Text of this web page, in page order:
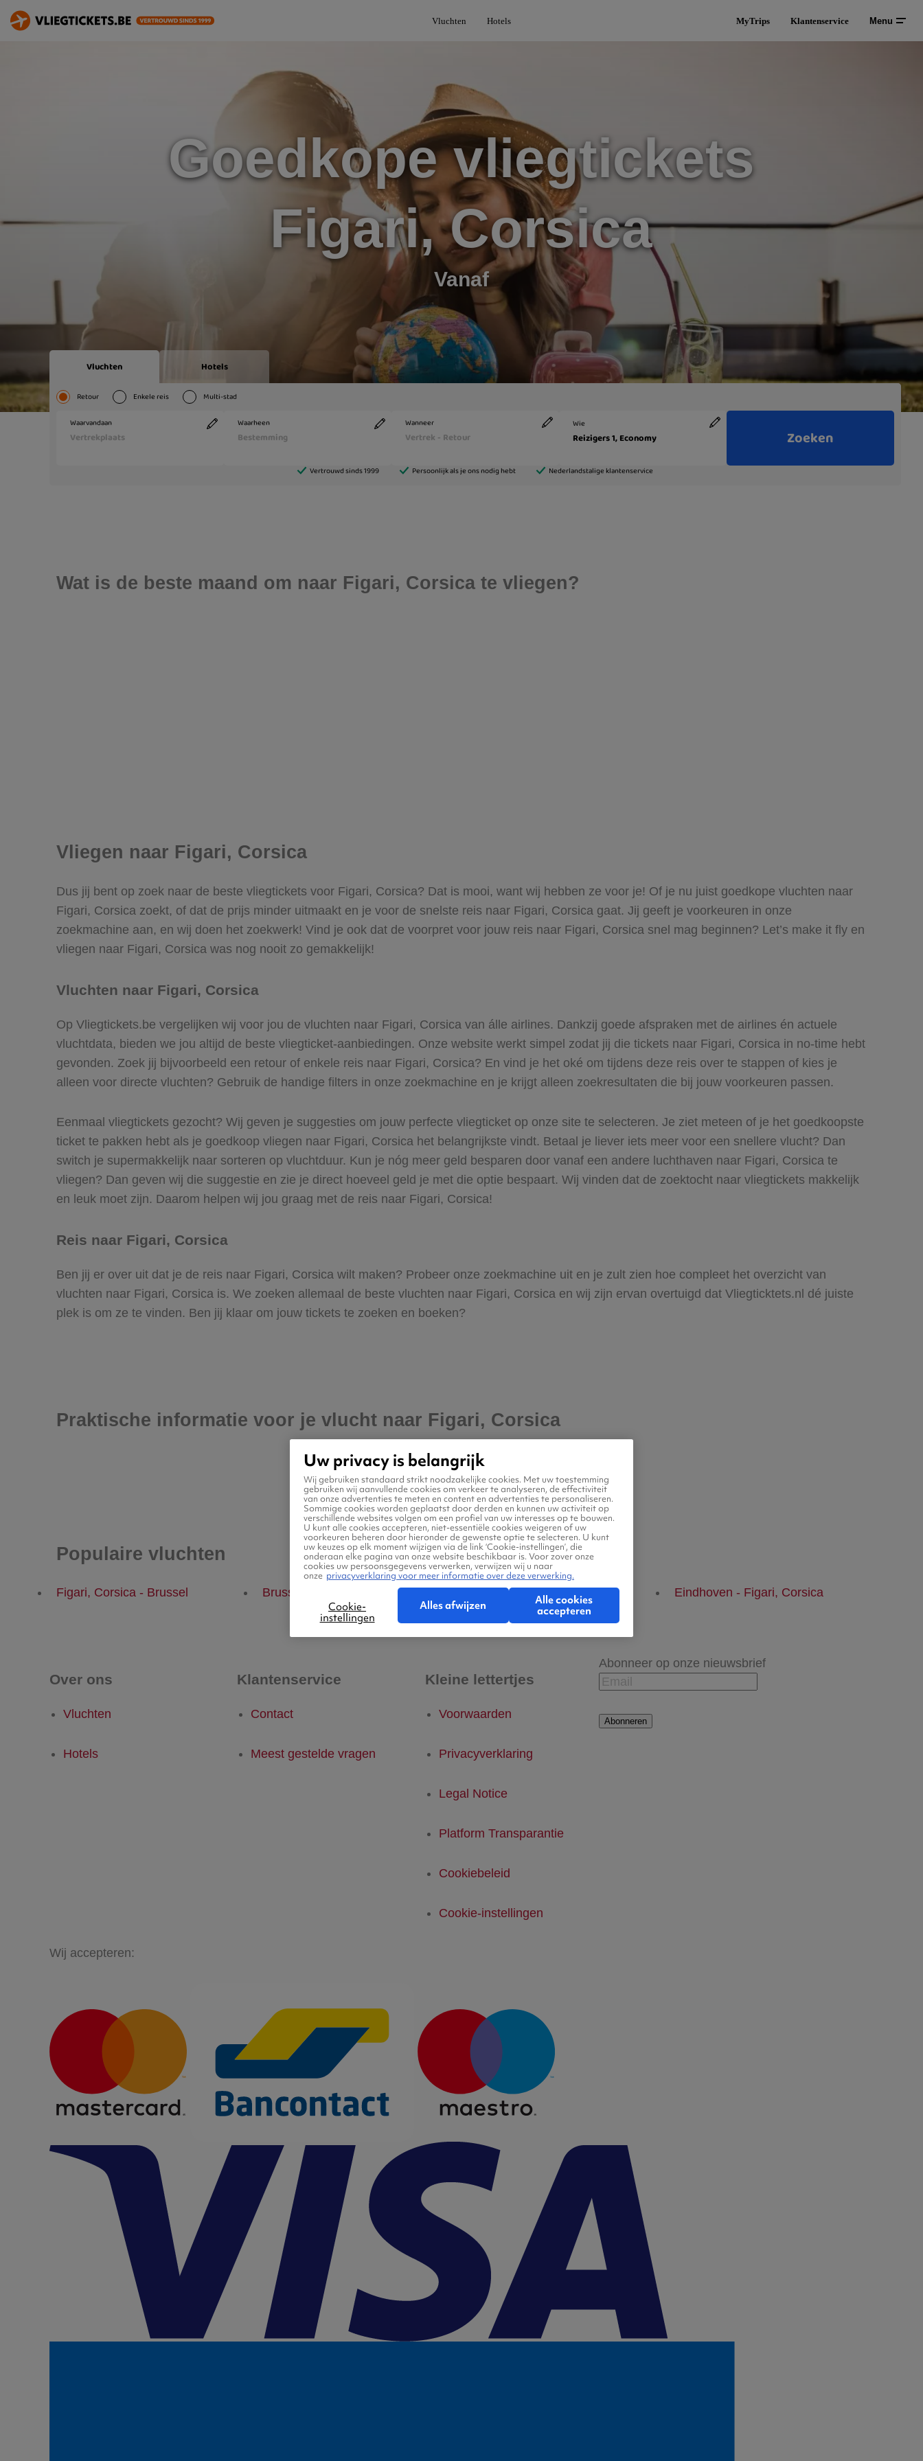
Vluchten Hotels MyTrips Klantenservice Menu
Goedkope vliegtickets
Figari, Corsica
Vanaf
Wat is de beste maand om naar Figari, Corsica te vliegen?
Vliegen naar Figari, Corsica
Dus jij bent op zoek naar de beste vliegtickets voor Figari, Corsica? Dat is mooi, want wij hebben ze voor je! Of je nu juist goedkope vluchten naar
Figari, Corsica zoekt, of dat de prijs minder uitmaakt en je voor de snelste reis naar Figari, Corsica gaat. Jij geeft je voorkeuren in onze
zoekmachine aan, en wij doen het zoekwerk! Vind je ook dat de voorpret voor jouw reis naar Figari, Corsica snel mag beginnen? Let’s make it fly en
vliegen naar Figari, Corsica was nog nooit zo gemakkelijk!
Vluchten naar Figari, Corsica
Op Vliegtickets.be vergelijken wij voor jou de vluchten naar Figari, Corsica van álle airlines. Dankzij goede afspraken met de airlines én actuele
vluchtdata, bieden we jou altijd de beste vliegticket-aanbiedingen. Onze website werkt simpel zodat jij die tickets naar Figari, Corsica in no-time hebt
gevonden. Zoek jij bijvoorbeeld een retour of enkele reis naar Figari, Corsica? En vind je het oké om tijdens deze reis over te stappen of kies je
alleen voor directe vluchten? Gebruik de handige filters in onze zoekmachine en je krijgt alleen zoekresultaten die bij jouw voorkeuren passen.
Eenmaal vliegtickets gezocht? Wij geven je suggesties om jouw perfecte vliegticket op onze site te selecteren. Je ziet meteen of je het goedkoopste
ticket te pakken hebt als je goedkoop vliegen naar Figari, Corsica het belangrijkste vindt. Betaal je liever iets meer voor een snellere vlucht? Dan
switch je supermakkelijk naar sorteren op vluchtduur. Kun je nóg meer geld besparen door vanaf een andere luchthaven naar Figari, Corsica te
vliegen? Dan geven wij die suggestie en zie je direct hoeveel geld je met die optie bespaart. Wij vinden dat de zoektocht naar vliegtickets makkelijk
en leuk moet zijn. Daarom helpen wij jou graag met de reis naar Figari, Corsica!
Reis naar Figari, Corsica
Ben jij er over uit dat je de reis naar Figari, Corsica wilt maken? Probeer onze zoekmachine uit en je zult zien hoe compleet het overzicht van
vluchten naar Figari, Corsica is. We zoeken allemaal de beste vluchten naar Figari, Corsica en wij zijn ervan overtuigd dat Vliegticktets.nl dé juiste
plek is om ze te vinden. Ben jij klaar om jouw tickets te zoeken en boeken?
Praktische informatie voor je vlucht naar Figari, Corsica
Populaire vluchten
Figari, Corsica - Brussel Brussel - Figari, Corsica Figari, Corsica - Eindhoven Eindhoven - Figari, Corsica
Over ons
Vluchten
Hotels
Klantenservice
Contact
Meest gestelde vragen
Kleine lettertjes
Voorwaarden
Privacyverklaring
Legal Notice
Platform Transparantie
Cookiebeleid
Cookie-instellingen
Abonneer op onze nieuwsbrief
Abonneren
Wij accepteren:
Uw privacy is belangrijk
Wij gebruiken standaard strikt noodzakelijke cookies. Met uw toestemming
gebruiken wij aanvullende cookies om verkeer te analyseren, de effectiviteit
van onze advertenties te meten en content en advertenties te personaliseren.
Sommige cookies worden geplaatst door derden en kunnen uw activiteit op
verschillende websites volgen om een profiel van uw interesses op te bouwen.
U kunt alle cookies accepteren, niet-essentiële cookies weigeren of uw
voorkeuren beheren door hieronder de gewenste optie te selecteren. U kunt
uw keuzes op elk moment wijzigen via de link ‘Cookie-instellingen’, die
onderaan elke pagina van onze website beschikbaar is. Voor zover onze
cookies uw persoonsgegevens verwerken, verwijzen wij u naar
onze privacyverklaring voor meer informatie over deze verwerking.
Cookie-
instellingen
Alles afwijzen
Alle cookies
accepteren